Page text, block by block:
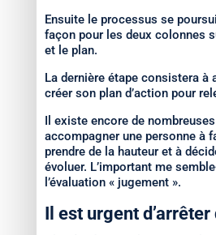
Ensuite le processus se
façon pour les deux colonnes
et le plan.
La dernière étape consistera à
créer son plan d’action pour
Il existe encore de
accompagner une personne à
prendre de la hauteur et à
évoluer. L’important me
l’évaluation « jugement ».
Il est urgent